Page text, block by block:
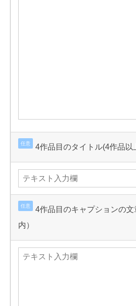
任意 4作品目のタイトル(4作品以
任意
4作品目のキャプションの
内）